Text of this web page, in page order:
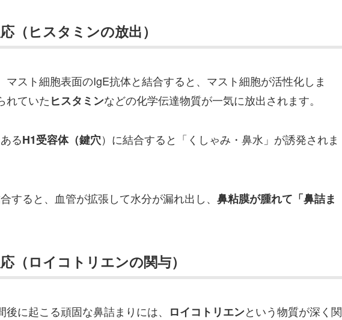
（ヒスタミンの放出）
スト細胞表面のIgE抗体と結合すると、マスト細胞が活性化しま
れていたヒスタミンなどの化学伝達物質が一気に放出されます。
るH1受容体（鍵穴）に結合すると「くしゃみ・鼻水」が誘発されま
すると、血管が拡張して水分が漏れ出し、 鼻粘膜が腫れて「鼻詰ま
（ロイコトリエンの関与）
に起こる頑固な鼻詰まりには、 ロイコトリエンという物質が深く関